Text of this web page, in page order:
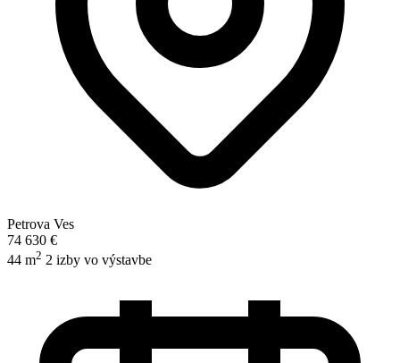
Petrova Ves
74 630 €
44 m2 2 izby vo výstavbe